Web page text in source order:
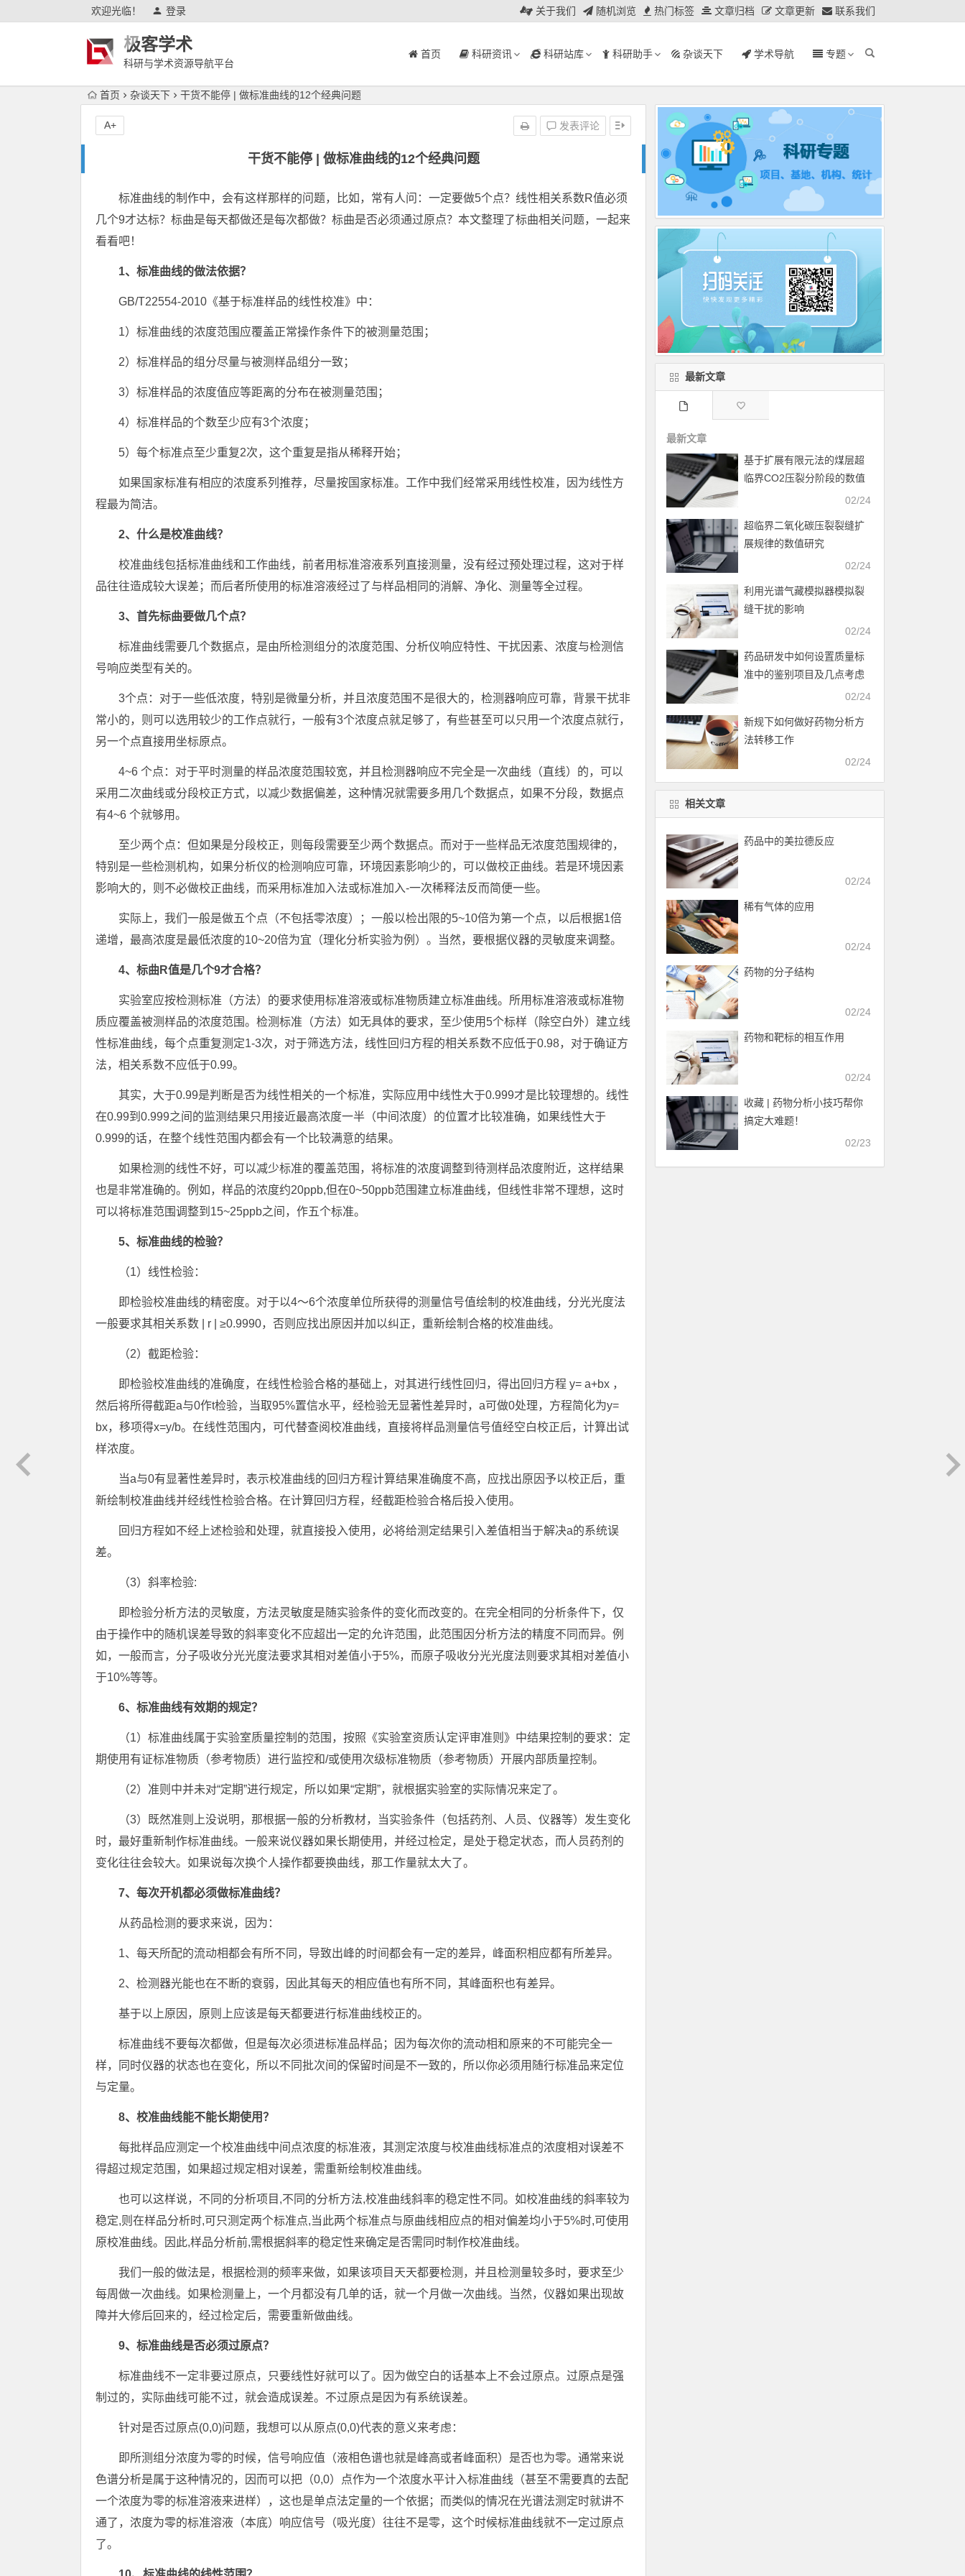
欢迎光临！ 登录 关于我们 随机浏览 热门标签 文章归档 文章更新 联系我们
极客学术
科研与学术资源导航平台
首页 科研资讯 科研站库 科研助手 杂谈天下 学术导航 专题
首页 杂谈天下 干货不能停 | 做标准曲线的12个经典问题
干货不能停 | 做标准曲线的12个经典问题
发表评论
A+
标准曲线的制作中，会有这样那样的问题，比如，常有人问：一定要做5个点？线性相关系数R值必须
几个9才达标？标曲是每天都做还是每次都做？标曲是否必须通过原点？本文整理了标曲相关问题，一起来
看看吧！
1、标准曲线的做法依据？
GB/T22554-2010《基于标准样品的线性校准》中：
1）标准曲线的浓度范围应覆盖正常操作条件下的被测量范围；
2）标准样品的组分尽量与被测样品组分一致；
3）标准样品的浓度值应等距离的分布在被测量范围；
4）标准样品的个数至少应有3个浓度；
5）每个标准点至少重复2次，这个重复是指从稀释开始；
如果国家标准有相应的浓度系列推荐，尽量按国家标准。工作中我们经常采用线性校准，因为线性方
程最为简洁。
2、什么是校准曲线？
校准曲线包括标准曲线和工作曲线，前者用标准溶液系列直接测量，没有经过预处理过程，这对于样
品往往造成较大误差；而后者所使用的标准溶液经过了与样品相同的消解、净化、测量等全过程。
3、首先标曲要做几个点？
标准曲线需要几个数据点，是由所检测组分的浓度范围、分析仪响应特性、干扰因素、浓度与检测信
号响应类型有关的。
3个点：对于一些低浓度，特别是微量分析，并且浓度范围不是很大的，检测器响应可靠，背景干扰非
常小的，则可以选用较少的工作点就行，一般有3个浓度点就足够了，有些甚至可以只用一个浓度点就行，
另一个点直接用坐标原点。
4~6 个点：对于平时测量的样品浓度范围较宽，并且检测器响应不完全是一次曲线（直线）的，可以
采用二次曲线或分段校正方式，以减少数据偏差，这种情况就需要多用几个数据点，如果不分段，数据点
有4~6 个就够用。
至少两个点：但如果是分段校正，则每段需要至少两个数据点。而对于一些样品无浓度范围规律的，
特别是一些检测机构，如果分析仪的检测响应可靠，环境因素影响少的，可以做校正曲线。若是环境因素
影响大的，则不必做校正曲线，而采用标准加入法或标准加入-一次稀释法反而简便一些。
实际上，我们一般是做五个点（不包括零浓度）；一般以检出限的5~10倍为第一个点，以后根据1倍
递增，最高浓度是最低浓度的10~20倍为宜（理化分析实验为例）。当然，要根据仪器的灵敏度来调整。
4、标曲R值是几个9才合格？
实验室应按检测标准（方法）的要求使用标准溶液或标准物质建立标准曲线。所用标准溶液或标准物
质应覆盖被测样品的浓度范围。检测标准（方法）如无具体的要求，至少使用5个标样（除空白外）建立线
性标准曲线，每个点重复测定1-3次，对于筛选方法，线性回归方程的相关系数不应低于0.98，对于确证方
法，相关系数不应低于0.99。
其实，大于0.99是判断是否为线性相关的一个标准，实际应用中线性大于0.999才是比较理想的。线性
在0.99到0.999之间的监测结果只用接近最高浓度一半（中间浓度）的位置才比较准确，如果线性大于
0.999的话，在整个线性范围内都会有一个比较满意的结果。
如果检测的线性不好，可以减少标准的覆盖范围，将标准的浓度调整到待测样品浓度附近，这样结果
也是非常准确的。例如，样品的浓度约20ppb,但在0~50ppb范围建立标准曲线，但线性非常不理想，这时
可以将标准范围调整到15~25ppb之间，作五个标准。
5、标准曲线的检验？
（1）线性检验：
即检验校准曲线的精密度。对于以4～6个浓度单位所获得的测量信号值绘制的校准曲线，分光光度法
一般要求其相关系数 | r | ≥0.9990，否则应找出原因并加以纠正，重新绘制合格的校准曲线。
（2）截距检验：
即检验校准曲线的准确度，在线性检验合格的基础上，对其进行线性回归，得出回归方程 y= a+bx ，
然后将所得截距a与0作t检验，当取95%置信水平，经检验无显著性差异时，a可做0处理，方程简化为y=
bx，移项得x=y/b。在线性范围内，可代替查阅校准曲线，直接将样品测量信号值经空白校正后，计算出试
样浓度。
当a与0有显著性差异时，表示校准曲线的回归方程计算结果准确度不高，应找出原因予以校正后，重
新绘制校准曲线并经线性检验合格。在计算回归方程，经截距检验合格后投入使用。
回归方程如不经上述检验和处理，就直接投入使用，必将给测定结果引入差值相当于解决a的系统误
差。
（3）斜率检验:
即检验分析方法的灵敏度，方法灵敏度是随实验条件的变化而改变的。在完全相同的分析条件下，仅
由于操作中的随机误差导致的斜率变化不应超出一定的允许范围，此范围因分析方法的精度不同而异。例
如，一般而言，分子吸收分光光度法要求其相对差值小于5%，而原子吸收分光光度法则要求其相对差值小
于10%等等。
6、标准曲线有效期的规定？
（1）标准曲线属于实验室质量控制的范围，按照《实验室资质认定评审准则》中结果控制的要求：定
期使用有证标准物质（参考物质）进行监控和/或使用次级标准物质（参考物质）开展内部质量控制。
（2）准则中并未对“定期”进行规定，所以如果“定期”，就根据实验室的实际情况来定了。
（3）既然准则上没说明，那根据一般的分析教材，当实验条件（包括药剂、人员、仪器等）发生变化
时，最好重新制作标准曲线。一般来说仪器如果长期使用，并经过检定，是处于稳定状态，而人员药剂的
变化往往会较大。如果说每次换个人操作都要换曲线，那工作量就太大了。
7、每次开机都必须做标准曲线？
从药品检测的要求来说，因为：
1、每天所配的流动相都会有所不同，导致出峰的时间都会有一定的差异，峰面积相应都有所差异。
2、检测器光能也在不断的衰弱，因此其每天的相应值也有所不同，其峰面积也有差异。
基于以上原因，原则上应该是每天都要进行标准曲线校正的。
标准曲线不要每次都做，但是每次必须进标准品样品；因为每次你的流动相和原来的不可能完全一
样，同时仪器的状态也在变化，所以不同批次间的保留时间是不一致的，所以你必须用随行标准品来定位
与定量。
8、校准曲线能不能长期使用？
每批样品应测定一个校准曲线中间点浓度的标准液，其测定浓度与校准曲线标准点的浓度相对误差不
得超过规定范围，如果超过规定相对误差，需重新绘制校准曲线。
也可以这样说，不同的分析项目,不同的分析方法,校准曲线斜率的稳定性不同。如校准曲线的斜率较为
稳定,则在样品分析时,可只测定两个标准点,当此两个标准点与原曲线相应点的相对偏差均小于5%时,可使用
原校准曲线。因此,样品分析前,需根据斜率的稳定性来确定是否需同时制作校准曲线。
我们一般的做法是，根据检测的频率来做，如果该项目天天都要检测，并且检测量较多时，要求至少
每周做一次曲线。如果检测量上，一个月都没有几单的话，就一个月做一次曲线。当然，仪器如果出现故
障并大修后回来的，经过检定后，需要重新做曲线。
9、标准曲线是否必须过原点？
标准曲线不一定非要过原点，只要线性好就可以了。因为做空白的话基本上不会过原点。过原点是强
制过的，实际曲线可能不过，就会造成误差。不过原点是因为有系统误差。
针对是否过原点(0,0)问题，我想可以从原点(0,0)代表的意义来考虑：
即所测组分浓度为零的时候，信号响应值（液相色谱也就是峰高或者峰面积）是否也为零。通常来说
色谱分析是属于这种情况的，因而可以把（0,0）点作为一个浓度水平计入标准曲线（甚至不需要真的去配
一个浓度为零的标准溶液来进样），这也是单点法定量的一个依据；而类似的情况在光谱法测定时就讲不
通了，浓度为零的标准溶液（本底）响应信号（吸光度）往往不是零，这个时候标准曲线就不一定过原点
了。
最新文章
最新文章
基于扩展有限元法的煤层超
临界CO2压裂分阶段的数值
02/24
超临界二氧化碳压裂裂缝扩
展规律的数值研究
02/24
利用光谱气藏模拟器模拟裂
缝干扰的影响
02/24
药品研发中如何设置质量标
准中的鉴别项目及几点考虑
02/24
新规下如何做好药物分析方
法转移工作
02/24
相关文章
药品中的美拉德反应
02/24
稀有气体的应用
02/24
药物的分子结构
02/24
药物和靶标的相互作用
02/24
收藏 | 药物分析小技巧帮你
搞定大难题！
02/23